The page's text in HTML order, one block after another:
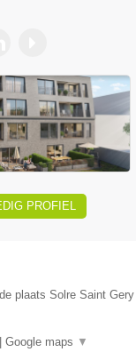
PROFIEL
plaats Solre Saint
Google maps ▼